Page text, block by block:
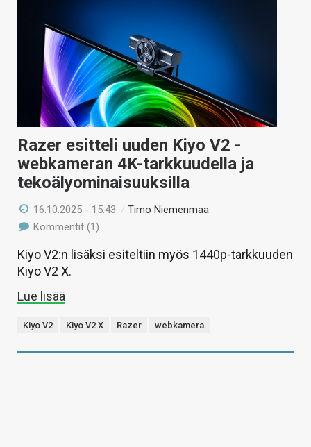
HINTA.FI
KAUPPA
VAIHDA TEEMA
HAKU
Razer esitteli uuden Kiyo V2 -
webkameran 4K-tarkkuudella ja
tekoälyominaisuuksilla
16.10.2025 - 15:43 /Timo Niemenmaa
Kommentit (1)
Kiyo V2:n lisäksi esiteltiin myös 1440p-tarkkuuden
Kiyo V2 X.
Lue lisää
Kiyo V2 Kiyo V2 X Razer webkamera